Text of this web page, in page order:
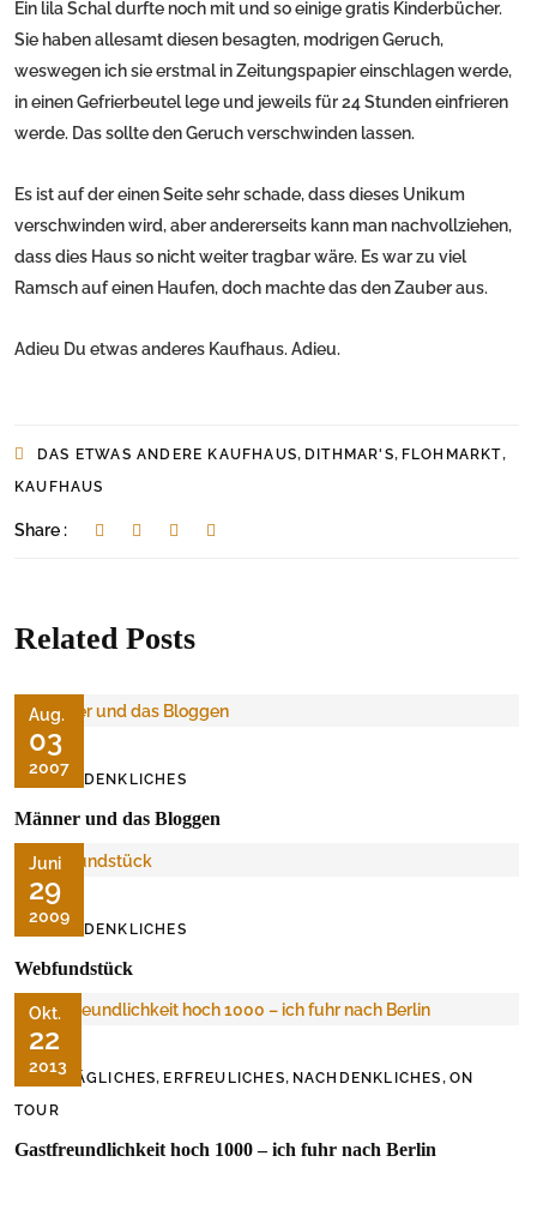
Ein lila Schal durfte noch mit und so einige gratis Kinderbücher.
Sie haben allesamt diesen besagten, modrigen Geruch,
weswegen ich sie erstmal in Zeitungspapier einschlagen werde,
in einen Gefrierbeutel lege und jeweils für 24 Stunden einfrieren
werde. Das sollte den Geruch verschwinden lassen.
Es ist auf der einen Seite sehr schade, dass dieses Unikum
verschwinden wird, aber andererseits kann man nachvollziehen,
dass dies Haus so nicht weiter tragbar wäre. Es war zu viel
Ramsch auf einen Haufen, doch machte das den Zauber aus.
Adieu Du etwas anderes Kaufhaus. Adieu.
DAS ETWAS ANDERE KAUFHAUS, DITHMAR'S, FLOHMARKT,
KAUFHAUS
Share :
Related Posts
Aug.
03
2007
NACHDENKLICHES
Männer und das Bloggen
Juni
29
2009
NACHDENKLICHES
Webfundstück
Okt.
22
2013
ALLTÄGLICHES, ERFREULICHES, NACHDENKLICHES, ON
TOUR
Gastfreundlichkeit hoch 1000 – ich fuhr nach Berlin